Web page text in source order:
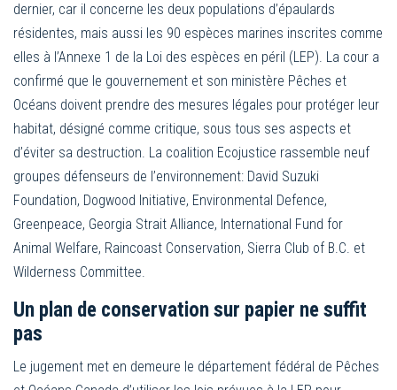
dernier, car il concerne les deux populations d’épaulards
résidentes, mais aussi les 90 espèces marines inscrites comme
elles à l’Annexe 1 de la Loi des espèces en péril (LEP). La cour a
confirmé que le gouvernement et son ministère Pêches et
Océans doivent prendre des mesures légales pour protéger leur
habitat, désigné comme critique, sous tous ses aspects et
d’éviter sa destruction. La coalition Ecojustice rassemble neuf
groupes défenseurs de l’environnement: David Suzuki
Foundation, Dogwood Initiative, Environmental Defence,
Greenpeace, Georgia Strait Alliance, International Fund for
Animal Welfare, Raincoast Conservation, Sierra Club of B.C. et
Wilderness Committee.
Un plan de conservation sur papier ne suffit
pas
Le jugement met en demeure le département fédéral de Pêches